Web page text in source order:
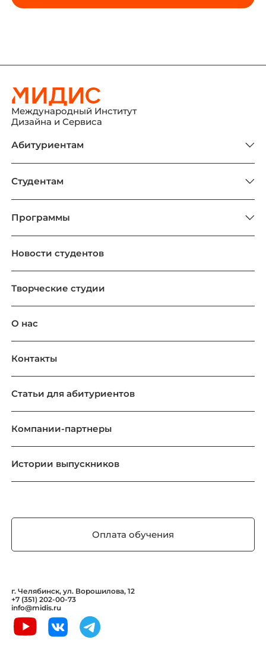
Международный Институт
Дизайна и Сервиса
Новости студентов
Творческие студии
О нас
Контакты
Статьи для абитуриентов
Компании-партнеры
Истории выпускников
Программы
Абитуриентам
Студентам
Оплата обучения
г. Челябинск, ул. Ворошилова, 12
+7 (351) 202-00-73
info@midis.ru